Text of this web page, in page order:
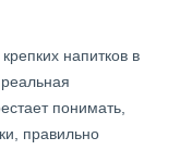
напитков в
понимать,
правильно